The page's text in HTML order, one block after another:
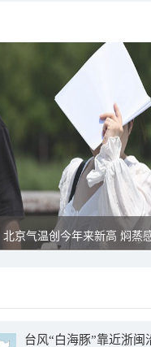
北京气温创今年来新高 焖蒸
台风“白海豚”靠近浙